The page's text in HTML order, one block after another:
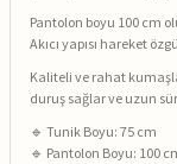
Pantolon boyu 100 cm
Akıcı yapısı hareket
Kaliteli ve rahat
duruş sağlar ve uzun
🔹 Tunik Boyu: 75 cm
🔹 Pantolon Boyu: 100